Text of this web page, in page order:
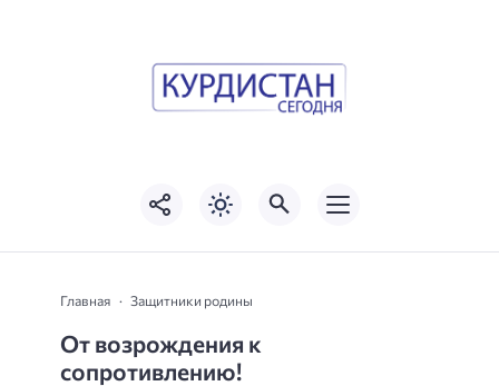
Главная Защитники родины
От возрождения к
сопротивлению!